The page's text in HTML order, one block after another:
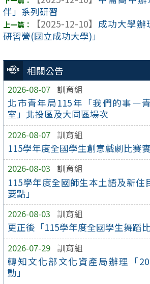
相關公告
2026-08-07 訓育組
北市青年局115年「我們的事—
室」北投區及大同區場次
2026-08-07 訓育組
115學年度全國學生創意戲劇比賽
2026-08-03 訓育組
115學年度全國師生本土語及新住
要點」
2026-08-03 訓育組
更正後「115學年度全國學生舞蹈
2026-07-29 訓育組
轉知文化部文化資產局辦理「
動」
伴」系列研習
【2025-12-10】 成功大學辦
研習營(國立成功大學)」